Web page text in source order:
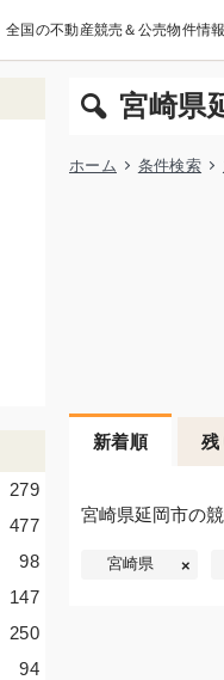
全国の不動産競売＆公売物件情報
宮崎県
ホーム 条件検索
新着順 残
宮崎県延岡市の
宮崎県
279
477
98
147
250
94